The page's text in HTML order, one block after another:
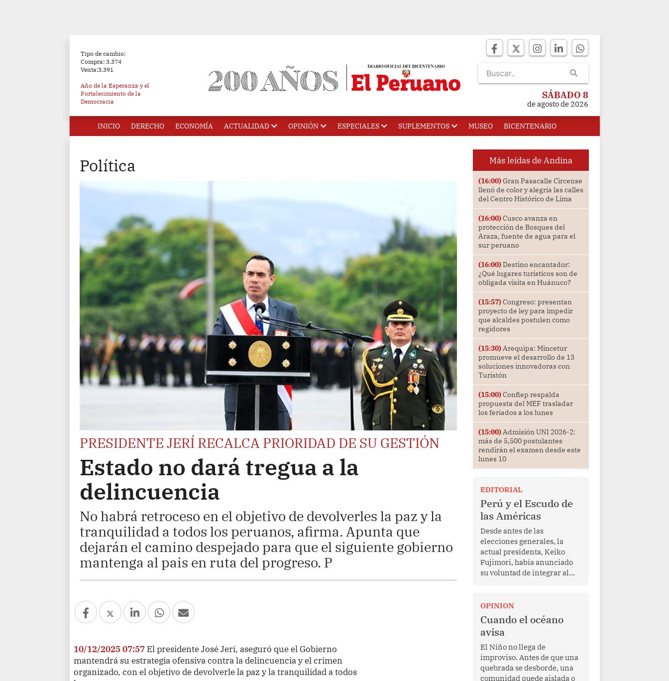
Tipo de cambio:
Compra: 3.374
Venta:3.391
Año de la Esperanza y el
Fortalecimiento de la
Democracia
SÁBADO 8
de agosto de 2026
INICIO DERECHO ECONOMÍA ACTUALIDAD OPINIÓN ESPECIALES SUPLEMENTOS MUSEO BICENTENARIO
Política
PRESIDENTE JERÍ RECALCA PRIORIDAD DE SU GESTIÓN
Estado no dará tregua a la
delincuencia
No habrá retroceso en el objetivo de devolverles la paz y la
tranquilidad a todos los peruanos, afirma. Apunta que
dejarán el camino despejado para que el siguiente gobierno
mantenga al pais en ruta del progreso. P
10/12/2025 07:57 El presidente José Jerí, aseguró que el Gobierno
mantendrá su estrategia ofensiva contra la delincuencia y el crimen
organizado, con el objetivo de devolverle la paz y la tranquilidad a todos
Más leídas de Andina
(16:00)Gran Pasacalle Circense
llenó de color y alegría las calles
del Centro Histórico de Lima
(16:00)Cusco avanza en
protección de Bosques del
Araza, fuente de agua para el
sur peruano
(16:00)Destino encantador:
¿Qué lugares turísticos son de
obligada visita en Huánuco?
(15:57)Congreso: presentan
proyecto de ley para impedir
que alcaldes postulen como
regidores
(15:30)Arequipa: Mincetur
promueve el desarrollo de 13
soluciones innovadoras con
Turistón
(15:00)Confiep respalda
propuesta del MEF trasladar
los feriados a los lunes
(15:00)Admisión UNI 2026-2:
más de 5,500 postulantes
rendirán el examen desde este
lunes 10
EDITORIAL
Perú y el Escudo de
las Américas
Desde antes de las
elecciones generales, la
actual presidenta, Keiko
Fujimori, había anunciado
su voluntad de integrar al
en marzo de este año por el
mandatario estadounidense
Donald Trump, con el fin de
enfrentar al crimen
transnacional organizado y
al tráfico de drogas.
OPINION
Cuando el océano
avisa
El Niño no llega de
improviso. Antes de que una
quebrada se desborde, una
comunidad quede aislada o